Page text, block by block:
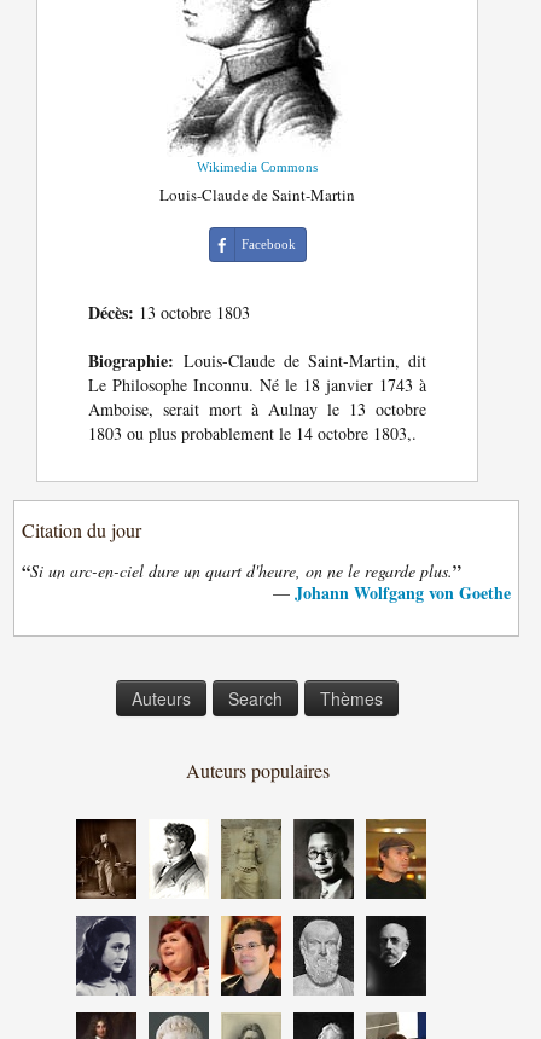
Wikimedia Commons
Louis-Claude de Saint-Martin
Facebook
Décès: 13 octobre 1803
Biographie: Louis-Claude de Saint-Martin, dit
Le Philosophe Inconnu. Né le 18 janvier 1743 à
Amboise, serait mort à Aulnay le 13 octobre
1803 ou plus probablement le 14 octobre 1803,.
Citation du jour
“Si un arc-en-ciel dure un quart d'heure, on ne le regarde plus.”
— Johann Wolfgang von Goethe
Auteurs Search Thèmes
Auteurs populaires